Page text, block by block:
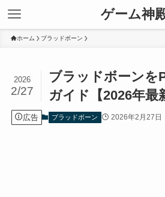
ゲーム神
ホーム ブラッドボーン
ブラッドボーンを
ガイド【2026年最
2026
2/27
広告 ブラッドボーン 2026年2月27日